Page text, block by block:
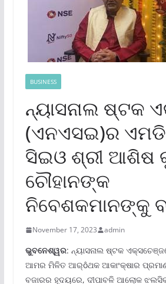
BUSINESS
ନ୍ୟାସନାଲ ଷ୍ଟକ
(ଏନଏସଇ)ର ଏମଡି
ସିଇଓ ଶ୍ରୀ ଆଶିଷ
ଚୌହାନଙ୍କ
ନିବେଶକମାନଙ୍କୁ
November 17, 2023 admin
ଭୁବନେଶ୍ୱର: ନ୍ୟାସନାଲ ଷ୍ଟକ
ଆମର ମିଳିତ ଆର୍ôଥକ ଆକାଂକ୍ଷାର
ବଜାରର ହୃଦୟରେ, ଦୀପାବଳି ଆଲୋକ